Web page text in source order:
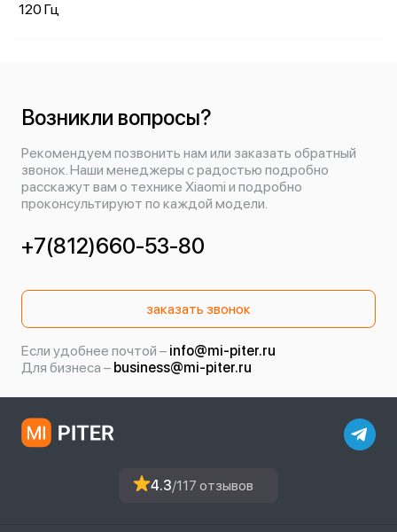
120 Гц
Возникли вопросы?
Рекомендуем позвонить нам или заказать обратный
звонок. Наши менеджеры с радостью подробно
расскажут вам о технике Xiaomi и подробно
проконсультируют по каждой модели.
+7(812)660-53-80
заказать звонок
Если удобнее почтой – info@mi-piter.ru
Для бизнеса – business@mi-piter.ru
4.3/117 отзывов